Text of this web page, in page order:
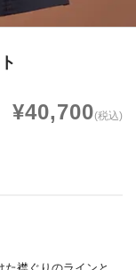
¥40,700(税込)